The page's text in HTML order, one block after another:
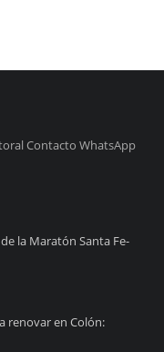
Contacto WhatsApp
la Maratón Santa Fe-
renovar en Colón: